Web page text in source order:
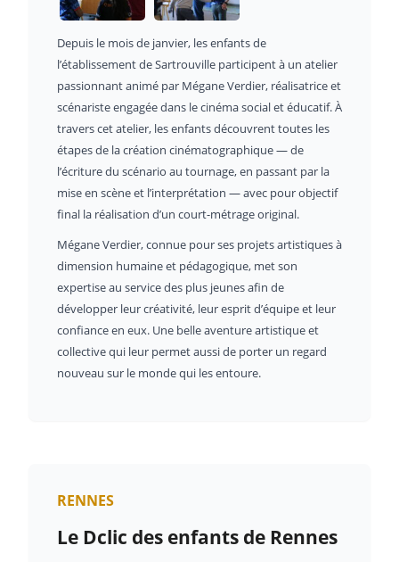
Depuis le mois de janvier, les enfants de
l’établissement de Sartrouville participent à un atelier
passionnant animé par Mégane Verdier, réalisatrice et
scénariste engagée dans le cinéma social et éducatif. À
travers cet atelier, les enfants découvrent toutes les
étapes de la création cinématographique — de
l’écriture du scénario au tournage, en passant par la
mise en scène et l’interprétation — avec pour objectif
final la réalisation d’un court-métrage original.
Mégane Verdier, connue pour ses projets artistiques à
dimension humaine et pédagogique, met son
expertise au service des plus jeunes afin de
développer leur créativité, leur esprit d’équipe et leur
confiance en eux. Une belle aventure artistique et
collective qui leur permet aussi de porter un regard
nouveau sur le monde qui les entoure.
RENNES
Le Dclic des enfants de Rennes